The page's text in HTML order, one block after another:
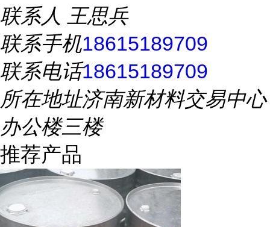
联系人 王思兵
联系手机18615189709
联系电话18615189709
所在地址济南新材料交易中心
办公楼三楼
推荐产品